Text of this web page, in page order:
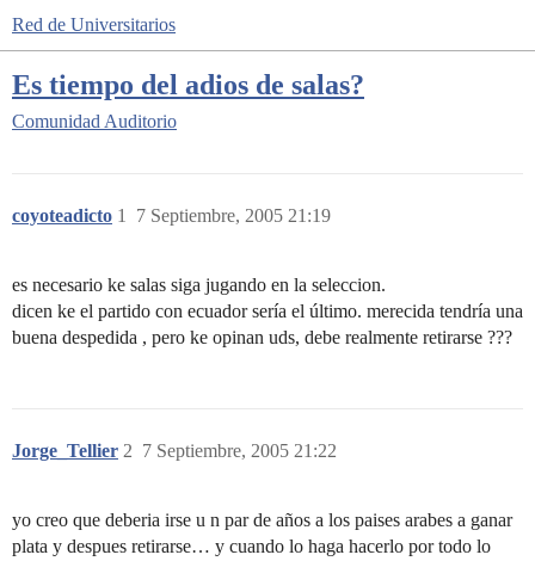
Red de Universitarios
Es tiempo del adios de salas?
Comunidad Auditorio
coyoteadicto 7 Septiembre, 2005 21:19
1
es necesario ke salas siga jugando en la seleccion.
dicen ke el partido con ecuador sería el último. merecida tendría una
buena despedida , pero ke opinan uds, debe realmente retirarse ???
Jorge_Tellier 7 Septiembre, 2005 21:22
2
yo creo que deberia irse u n par de años a los paises arabes a ganar
plata y despues retirarse… y cuando lo haga hacerlo por todo lo